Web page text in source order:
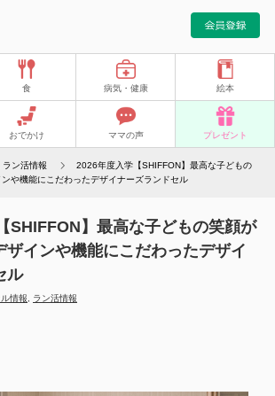
食 病気・健康 絵本
おでかけ ママの声 プレゼント
ラン活情報
2026年度入学【SHIFFON】最高な子どもの
や機能にこだわったデザイナーズランドセル
SHIFFON】最高な子どもの笑顔が
ザインや機能にこだわったデザイ
ル
情報 ラン活情報